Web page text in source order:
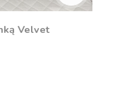
Velvet